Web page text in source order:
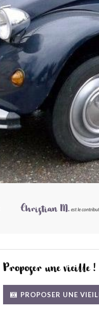
Christian M. est le
Proposer une vieille !
PROPOSER UNE